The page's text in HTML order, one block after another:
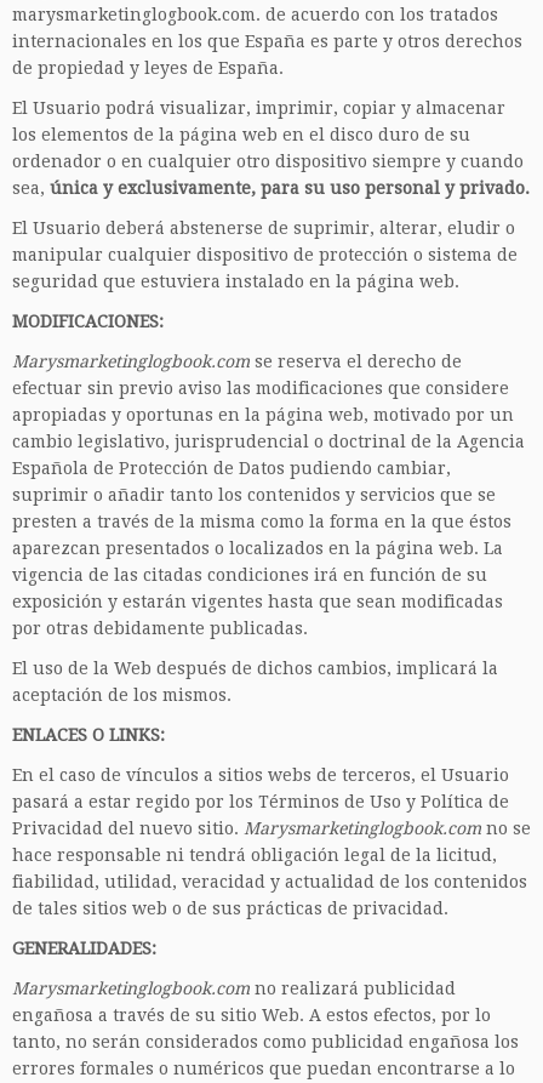
marysmarketinglogbook.com. de acuerdo con los tratados
internacionales en los que España es parte y otros derechos
de propiedad y leyes de España.
El Usuario podrá visualizar, imprimir, copiar y almacenar
los elementos de la página web en el disco duro de su
ordenador o en cualquier otro dispositivo siempre y cuando
sea, única y exclusivamente, para su uso personal y privado.
El Usuario deberá abstenerse de suprimir, alterar, eludir o
manipular cualquier dispositivo de protección o sistema de
seguridad que estuviera instalado en la página web.
MODIFICACIONES:
Marysmarketinglogbook.com se reserva el derecho de
efectuar sin previo aviso las modificaciones que considere
apropiadas y oportunas en la página web, motivado por un
cambio legislativo, jurisprudencial o doctrinal de la Agencia
Española de Protección de Datos pudiendo cambiar,
suprimir o añadir tanto los contenidos y servicios que se
presten a través de la misma como la forma en la que éstos
aparezcan presentados o localizados en la página web. La
vigencia de las citadas condiciones irá en función de su
exposición y estarán vigentes hasta que sean modificadas
por otras debidamente publicadas.
El uso de la Web después de dichos cambios, implicará la
aceptación de los mismos.
ENLACES O LINKS:
En el caso de vínculos a sitios webs de terceros, el Usuario
pasará a estar regido por los Términos de Uso y Política de
Privacidad del nuevo sitio. Marysmarketinglogbook.com no se
hace responsable ni tendrá obligación legal de la licitud,
fiabilidad, utilidad, veracidad y actualidad de los contenidos
de tales sitios web o de sus prácticas de privacidad.
GENERALIDADES:
Marysmarketinglogbook.com no realizará publicidad
engañosa a través de su sitio Web. A estos efectos, por lo
tanto, no serán considerados como publicidad engañosa los
errores formales o numéricos que puedan encontrarse a lo